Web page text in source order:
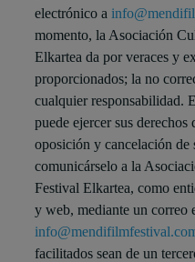
electrónico a
momento, la Asociación
Elkartea da por veraces y
proporcionados; la no
cualquier responsabilidad.
puede ejercer sus
oposición y cancelación de
comunicárselo a la
Festival Elkartea, como
y web, mediante un correo
facilitados sean de un